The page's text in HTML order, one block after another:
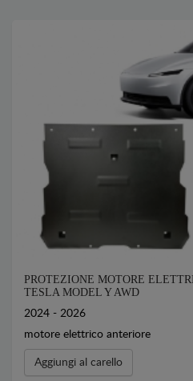
PROTEZIONE MOTORE
TESLA MODEL Y AWD
2024 - 2026
motore elettrico anteriore
Aggiungi al carello